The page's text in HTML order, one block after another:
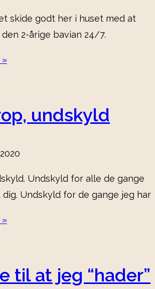
skide godt her i huset med at
2-årige bavian 24/7.
undskyld
Undskyld for alle de gange
Undskyld for de gange jeg har
til at jeg “hader”